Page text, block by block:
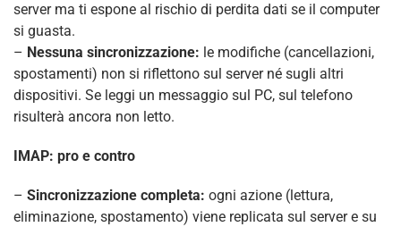
server ma ti espone al rischio di perdita dati se il computer
si guasta.
– Nessuna sincronizzazione: le modifiche (cancellazioni,
spostamenti) non si riflettono sul server né sugli altri
dispositivi. Se leggi un messaggio sul PC, sul telefono
risulterà ancora non letto.
IMAP: pro e contro
– Sincronizzazione completa: ogni azione (lettura,
eliminazione, spostamento) viene replicata sul server e su